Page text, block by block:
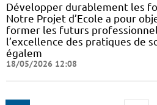
Développer durablement les
Notre Projet d’Ecole a pour
former les futurs
l’excellence des pratiques de
égalem
18/05/2026 12:08